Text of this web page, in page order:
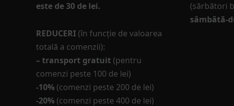
este de 30 de lei.
REDUCERI (în funcţie de valoarea
totală a comenzii):
– transport gratuit (pentru
comenzi peste 100 de lei)
-10% (comenzi peste 200 de lei)
-20% (comenzi peste 400 de lei)
(sărbători
sâmbătă-